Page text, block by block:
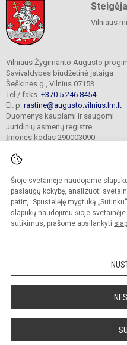
Šioje svetainėje naudojame
paslaugų kokybę, analizuoti
patirtį. Spustelėję mygtuką
slapukų naudojimu šioje
sutikimus, prašome apsilankyti
Vilniaus
Vilniaus Žygimanto Augusto
Savivaldybės biudžetinė įstaiga
Šeškinės g., Vilnius 07153
Tel./ faks. +370 5 246 8454
El. p. rastine@augusto.vilnius.lm.lt
Duomenys kaupiami ir saugomi
Juridinių asmenų registre
Įmonės kodas 290003090
© 2021. Vilniaus Žygimanto
Kopijuoti turinį be raštiško
Versija